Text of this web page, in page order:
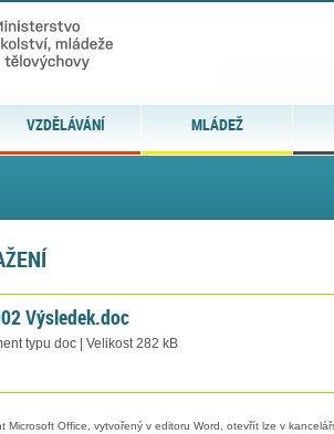
VZDĚLÁVÁNÍ MLÁDEŽ
Výsledek.doc
typu doc | Velikost 282 kB
Microsoft Office, vytvořený v editoru Word, otevřít lze v